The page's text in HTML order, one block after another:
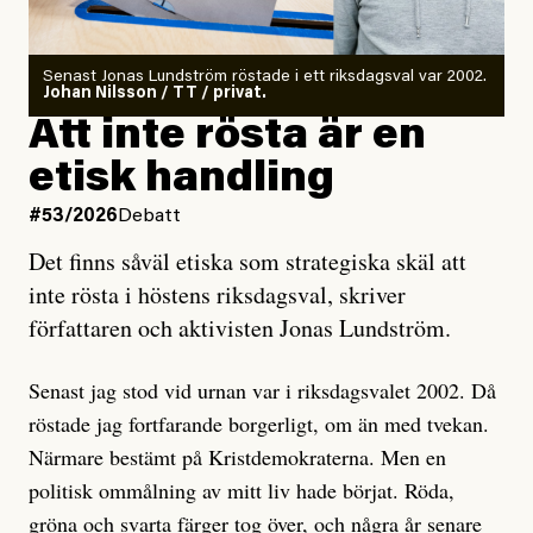
rörelser när det gäller misstänkta infiltratörer:
Antingen har en bevis på att de är infiltratörer, och då
ska en gå ut med det så fort det bara går för att skydda
rörelsen. Eller så har en inga bevis, bara misstankar,
och då ska en efterforska diskret, just för att inte skapa
oro inom rörelsen.
Artikeln undersöker inte, som ETC påstår, ”vad som
är sant, vad som är rykten”, utan den bidrar bara till
ännu mer ryktesspridning. Det finns inte ett enda bevis
misstänkta personen är en infiltratör. Det som läsaren
får veta är att personen har ändrat sina politiska åsikter
under åren, att den har raderat tidigare innehåll på sina
sociala medier, att artikelns författare inte förstår sig
på personens ekonomi och att det tydligen finns
Senast Jonas Lundström röstade i ett riksdagsval var 2002.
Johan Nilsson / TT / privat.
Att inte rösta är en
etisk handling
#53/2026 Debatt
Det finns såväl etiska som strategiska skäl att
inte rösta i höstens riksdagsval, skriver
författaren och aktivisten Jonas Lundström.
Senast jag stod vid urnan var i riksdagsvalet 2002. Då
röstade jag fortfarande borgerligt, om än med tvekan.
Närmare bestämt på Kristdemokraterna. Men en
politisk ommålning av mitt liv hade börjat. Röda,
gröna och svarta färger tog över, och några år senare